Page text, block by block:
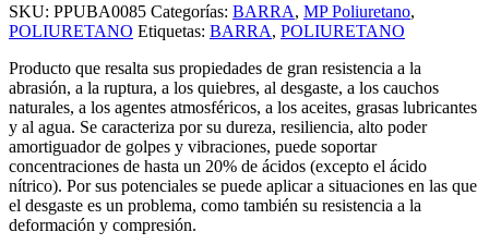
SKU: PPUBA0085 Categorías: BARRA, MP Poliuretano,
POLIURETANO Etiquetas: BARRA, POLIURETANO
Producto que resalta sus propiedades de gran resistencia a la
abrasión, a la ruptura, a los quiebres, al desgaste, a los cauchos
naturales, a los agentes atmosféricos, a los aceites, grasas lubricantes
y al agua. Se caracteriza por su dureza, resiliencia, alto poder
amortiguador de golpes y vibraciones, puede soportar
concentraciones de hasta un 20% de ácidos (excepto el ácido
nítrico). Por sus potenciales se puede aplicar a situaciones en las que
el desgaste es un problema, como también su resistencia a la
deformación y compresión.